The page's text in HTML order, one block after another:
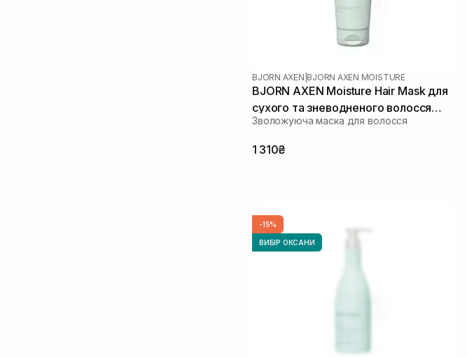
BJORN AXEN BJORN AXEN MOISTURE
BJORN AXEN Moisture Hair Mask для
сухого та зневодненого волосся
200 мл
Зволожуюча маска для волосся
1 310₴
-15%
ВИБІР ОКСАНИ